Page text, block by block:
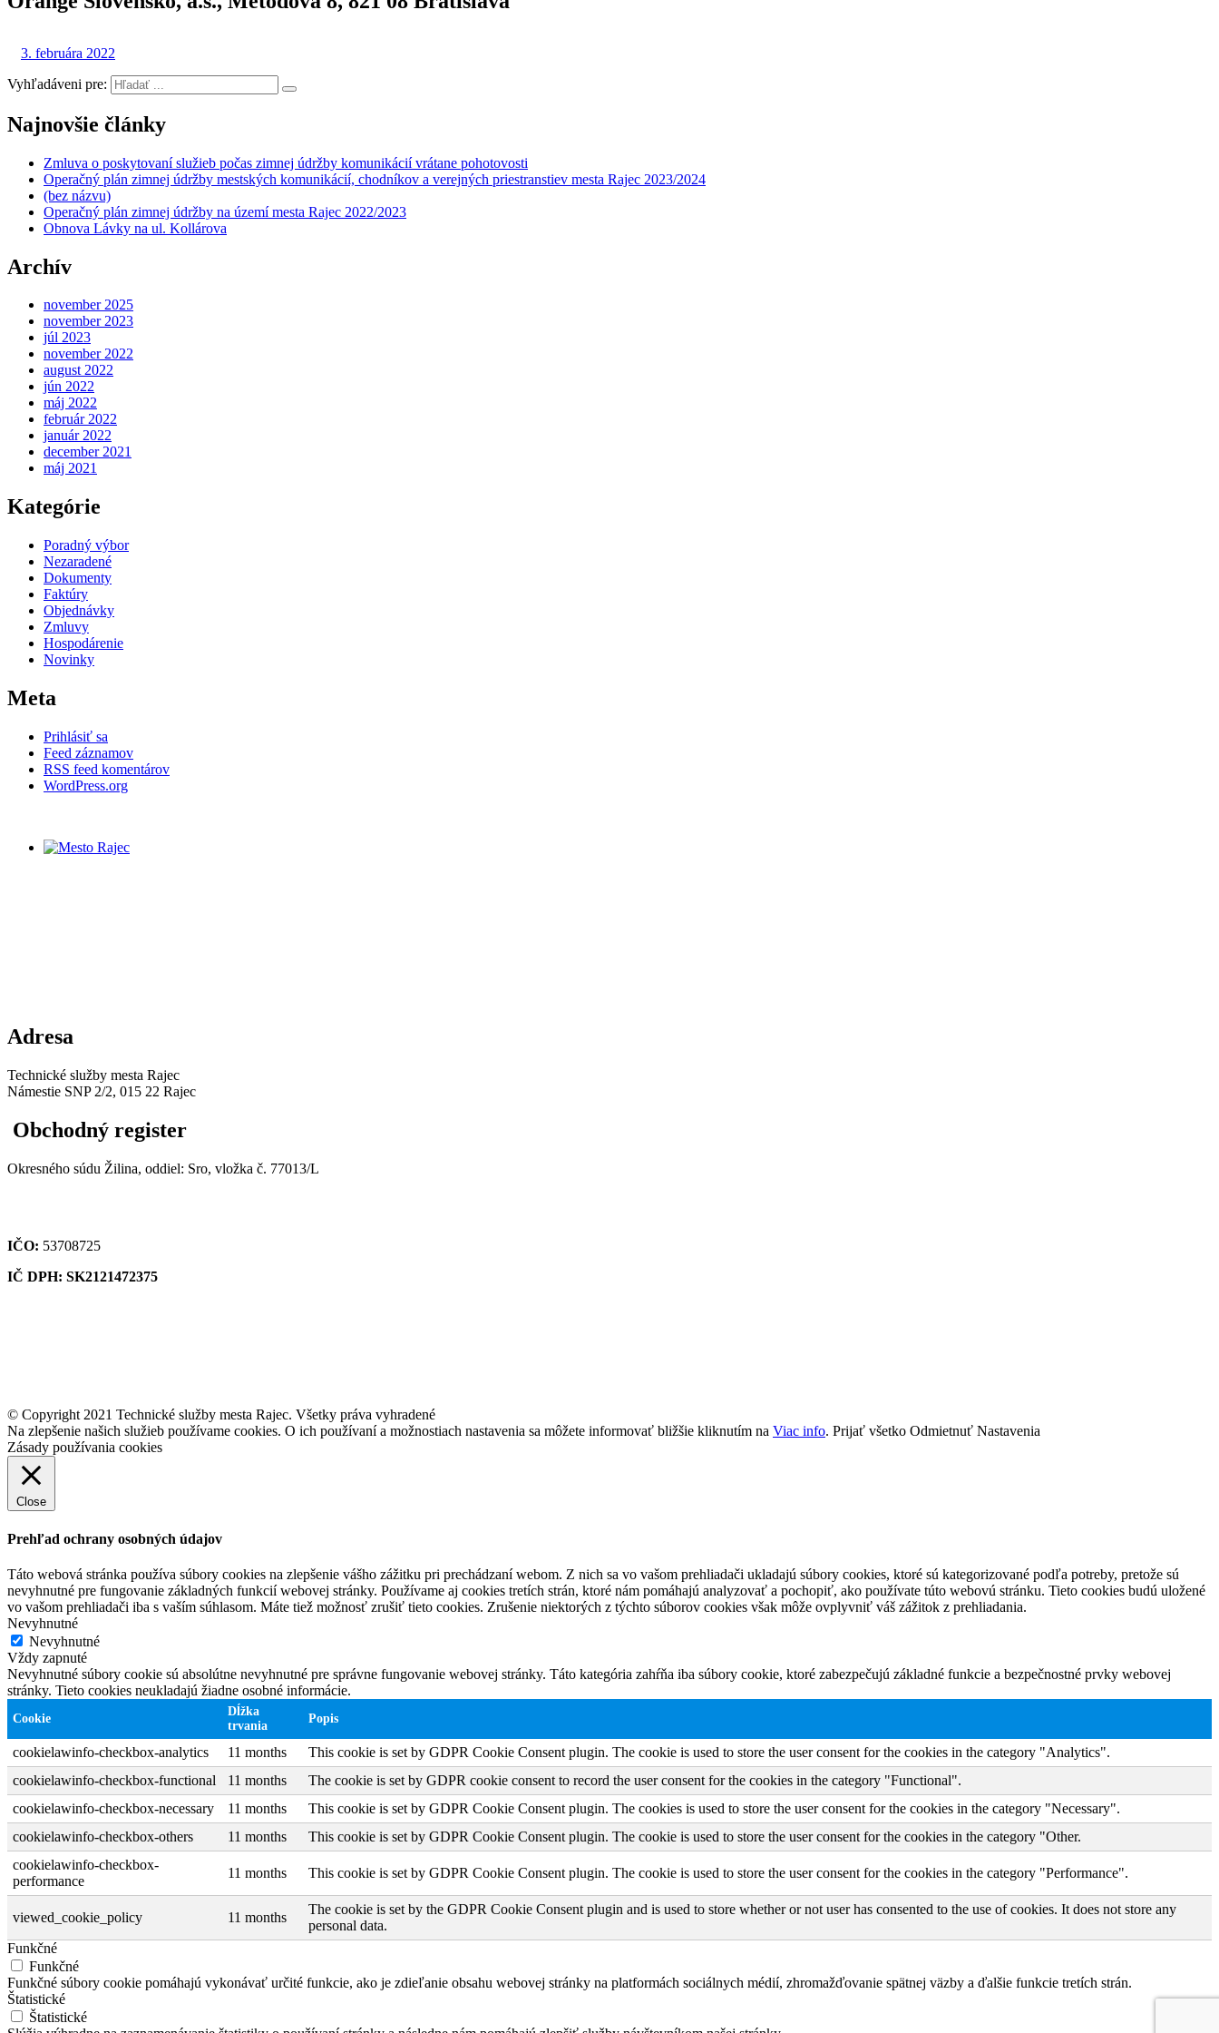
3. februára 2022
Vyhľadáveni pre:
Najnovšie články
Zmluva o poskytovaní služieb počas zimnej údržby komunikácií vrátane pohotovosti
Operačný plán zimnej údržby mestských komunikácií, chodníkov a verejných priestranstiev mesta Rajec 2023/2024
(bez názvu)
Operačný plán zimnej údržby na území mesta Rajec 2022/2023
Obnova Lávky na ul. Kollárova
Archív
november 2025
november 2023
júl 2023
november 2022
august 2022
jún 2022
máj 2022
február 2022
január 2022
december 2021
máj 2021
Kategórie
Poradný výbor
Nezaradené
Dokumenty
Faktúry
Objednávky
Zmluvy
Hospodárenie
Novinky
Meta
Prihlásiť sa
Feed záznamov
RSS feed komentárov
WordPress.org
Adresa
Technické služby mesta Rajec
Námestie SNP 2/2, 015 22 Rajec
Obchodný register
Okresného súdu Žilina, oddiel: Sro, vložka č. 77013/L
IČO: 53708725
IČ DPH: SK2121472375
© Copyright 2021 Technické služby mesta Rajec. Všetky práva vyhradené
Na zlepšenie našich služieb používame cookies. O ich používaní a možnostiach nastavenia sa môžete informovať bližšie kliknutím na Viac info. Prijať všetko Odmietnuť Nastavenia
Zásady používania cookies
Close
Prehľad ochrany osobných údajov
Táto webová stránka používa súbory cookies na zlepšenie vášho zážitku pri prechádzaní webom. Z nich sa vo vašom prehliadači ukladajú súbory cookies, ktoré sú kategorizované podľa potreby, pretože sú
nevyhnutné pre fungovanie základných funkcií webovej stránky. Používame aj cookies tretích strán, ktoré nám pomáhajú analyzovať a pochopiť, ako používate túto webovú stránku. Tieto cookies budú uložené
vo vašom prehliadači iba s vaším súhlasom. Máte tiež možnosť zrušiť tieto cookies. Zrušenie niektorých z týchto súborov cookies však môže ovplyvniť váš zážitok z prehliadania.
Nevyhnutné
Nevyhnutné
Vždy zapnuté
Nevyhnutné súbory cookie sú absolútne nevyhnutné pre správne fungovanie webovej stránky. Táto kategória zahŕňa iba súbory cookie, ktoré zabezpečujú základné funkcie a bezpečnostné prvky webovej
stránky. Tieto cookies neukladajú žiadne osobné informácie.
Cookie
Dĺžka
trvania
Popis
cookielawinfo-checkbox-analytics 11 months
This cookie is set by GDPR Cookie Consent plugin. The cookie is used to store the user consent for the cookies in the category "Analytics".
cookielawinfo-checkbox-functional
11 months
The cookie is set by GDPR cookie consent to record the user consent for the cookies in the category "Functional".
cookielawinfo-checkbox-necessary
11 months
This cookie is set by GDPR Cookie Consent plugin. The cookies is used to store the user consent for the cookies in the category "Necessary".
cookielawinfo-checkbox-others
11 months
This cookie is set by GDPR Cookie Consent plugin. The cookie is used to store the user consent for the cookies in the category "Other.
cookielawinfo-checkbox-
performance
11 months This cookie is set by GDPR Cookie Consent plugin. The cookie is used to store the user consent for the cookies in the category "Performance".
viewed_cookie_policy 11 months
The cookie is set by the GDPR Cookie Consent plugin and is used to store whether or not user has consented to the use of cookies. It does not store any
personal data.
Funkčné
Funkčné
Funkčné súbory cookie pomáhajú vykonávať určité funkcie, ako je zdieľanie obsahu webovej stránky na platformách sociálnych médií, zhromažďovanie spätnej väzby a ďalšie funkcie tretích strán.
Štatistické
Štatistické